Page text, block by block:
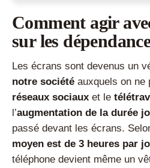
Quels sont les signes d’une
Pourquoi devient-on addict aux
Comment guérir d’une
FAQ – Addiction aux écrans et
Comment agir
sur les
Les écrans sont devenus un
notre société auxquels on ne
réseaux sociaux et le
l’augmentation de la durée
passé devant les écrans.
moyen est de 3 heures par
téléphone devient même un